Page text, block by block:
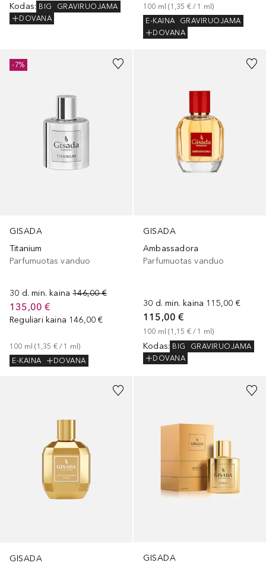
Kodas: BIG
GRAVIRUOJAMA
DOVANA
100 ml (1,35 € / 1 ml)
E-KAINA
GRAVIRUOJAMA
DOVANA
GISADA
Titanium
Parfumuotas vanduo
30 d. min. kaina 146,00 €
135,00 €
Reguliari kaina 146,00 €
100 ml (1,35 € / 1 ml)
E-KAINA
DOVANA
-7%
GISADA
Ambassadora
Parfumuotas vanduo
30 d. min. kaina 115,00 €
115,00 €
100 ml (1,15 € / 1 ml)
Kodas: BIG
GRAVIRUOJAMA
DOVANA
GISADA
GISADA